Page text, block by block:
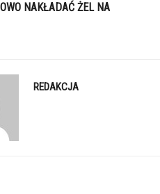
NAKŁADAĆ ŻEL NA
REDAKCJA